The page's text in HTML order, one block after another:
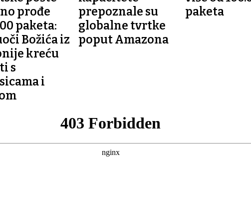
prođe
paketa:
Božića iz
kreću
s
i
prepoznale su
globalne tvrtke
poput Amazona
paketa